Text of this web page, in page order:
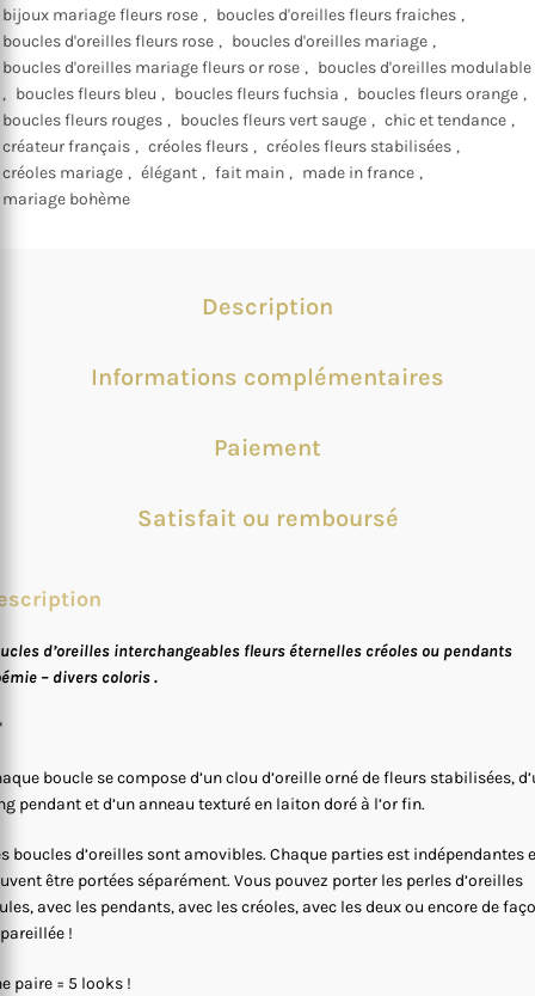
bijoux mariage fleurs rose , boucles d'oreilles fleurs fraiches ,
boucles d'oreilles fleurs rose , boucles d'oreilles mariage ,
boucles d'oreilles mariage fleurs or rose , boucles d'oreilles modulable
, boucles fleurs bleu , boucles fleurs fuchsia , boucles fleurs orange ,
boucles fleurs rouges , boucles fleurs vert sauge , chic et tendance ,
créateur français , créoles fleurs , créoles fleurs stabilisées ,
créoles mariage , élégant , fait main , made in france ,
mariage bohème
Description
Informations complémentaires
Paiement
Satisfait ou remboursé
d’oreilles interchangeables fleurs éternelles créoles ou pendants
– divers coloris .
boucle se compose d’un clou d’oreille orné de fleurs stabilisées,
pendant et d’un anneau texturé en laiton doré à l’or fin.
boucles d’oreilles sont amovibles. Chaque parties est indépendantes
être portées séparément. Vous pouvez porter les perles d’oreilles
avec les pendants, avec les créoles, avec les deux ou encore de
!
paire = 5 looks !